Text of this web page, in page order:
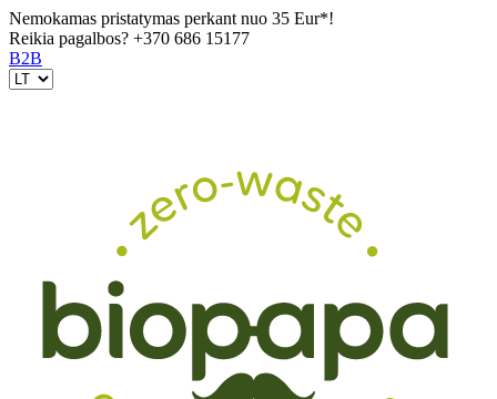
Nemokamas pristatymas perkant nuo 35 Eur*!
Reikia pagalbos? +370 686 15177
B2B